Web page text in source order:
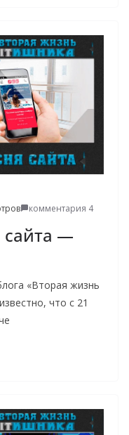
комментария 4
сайта —
«Вторая жизнь
что с 21